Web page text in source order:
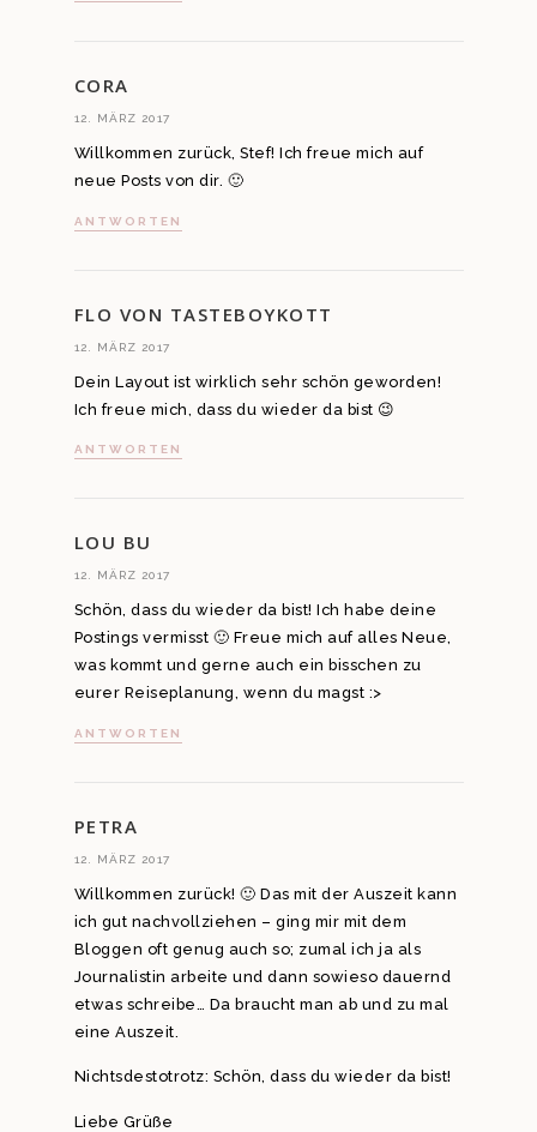
CORA
12. MÄRZ 2017
Willkommen zurück, Stef! Ich freue mich auf
neue Posts von dir. 🙂
ANTWORTEN
FLO VON TASTEBOYKOTT
12. MÄRZ 2017
Dein Layout ist wirklich sehr schön geworden!
Ich freue mich, dass du wieder da bist 😉
ANTWORTEN
LOU BU
12. MÄRZ 2017
Schön, dass du wieder da bist! Ich habe deine
Postings vermisst 🙂 Freue mich auf alles Neue,
was kommt und gerne auch ein bisschen zu
eurer Reiseplanung, wenn du magst :>
ANTWORTEN
PETRA
12. MÄRZ 2017
Willkommen zurück! 🙂 Das mit der Auszeit kann
ich gut nachvollziehen – ging mir mit dem
Bloggen oft genug auch so; zumal ich ja als
Journalistin arbeite und dann sowieso dauernd
etwas schreibe… Da braucht man ab und zu mal
eine Auszeit.
Nichtsdestotrotz: Schön, dass du wieder da bist!
Liebe Grüße